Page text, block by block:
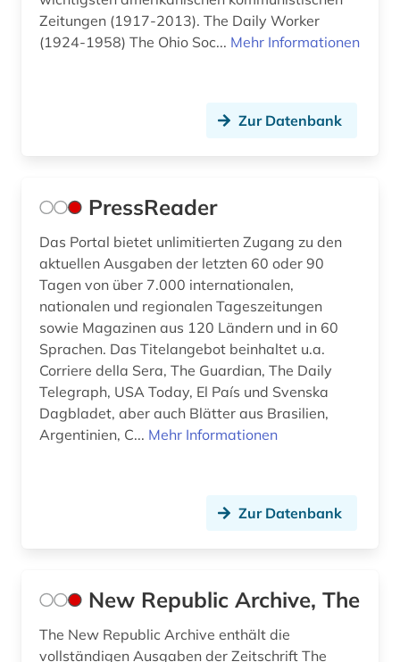
kärnten (1)
köln (2)
lausitz (1)
lettland (1)
liechtenstein (1)
litauen (1)
literatur (6)
literaturnaja gazeta (2)
los angeles (1)
lothringen (1)
Zeitungen (1917-2013). The Daily Worker
(1924-1958) The Ohio Soc... Mehr Informationen
Zur Datenbank
PressReader
Das Portal bietet unlimitierten Zugang zu den
aktuellen Ausgaben der letzten 60 oder 90
Tagen von über 7.000 internationalen,
nationalen und regionalen Tageszeitungen
sowie Magazinen aus 120 Ländern und in 60
Sprachen. Das Titelangebot beinhaltet u.a.
Corriere della Sera, The Guardian, The Daily
Telegraph, USA Today, El País und Svenska
Dagbladet, aber auch Blätter aus Brasilien,
Argentinien, C... Mehr Informationen
Zur Datenbank
New Republic Archive, The
The New Republic Archive enthält die
vollständigen Ausgaben der Zeitschrift The